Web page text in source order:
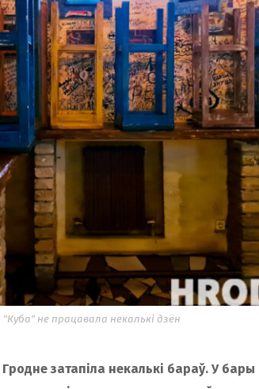
"Куба" не працавала некалькі дзён
затапіла некалькі бараў. У бары